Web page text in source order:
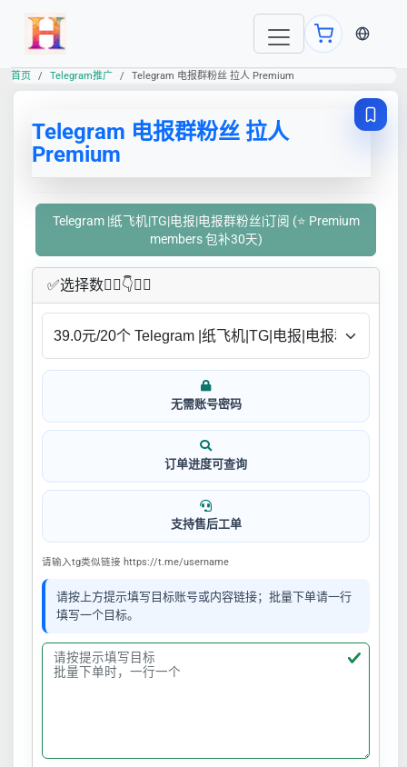
当前语
首页 Telegram推广 Telegram 电报群粉丝 拉人 Premium
Telegram 电报群粉丝 拉人
Premium
Telegram |纸飞机|TG|电报|电报群粉丝|订阅 (⭐ Premium
members 包补30天)
✅​选择数👇🏻​​👇👇🏻​​
无需账号密码
订单进度可查询
支持售后工单
请输入tg类似链接 https://t.me/username
请按上方提示填写目标账号或内容链接；批量下单请一行
填写一个目标。